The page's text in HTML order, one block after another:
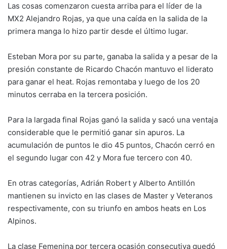
Las cosas comenzaron cuesta arriba para el líder de la
MX2 Alejandro Rojas, ya que una caída en la salida de la
primera manga lo hizo partir desde el último lugar.
Esteban Mora por su parte, ganaba la salida y a pesar de la
presión constante de Ricardo Chacón mantuvo el liderato
para ganar el heat. Rojas remontaba y luego de los 20
minutos cerraba en la tercera posición.
Para la largada final Rojas ganó la salida y sacó una ventaja
considerable que le permitió ganar sin apuros. La
acumulación de puntos le dio 45 puntos, Chacón cerró en
el segundo lugar con 42 y Mora fue tercero con 40.
En otras categorías, Adrián Robert y Alberto Antillón
mantienen su invicto en las clases de Master y Veteranos
respectivamente, con su triunfo en ambos heats en Los
Alpinos.
La clase Femenina por tercera ocasión consecutiva quedó